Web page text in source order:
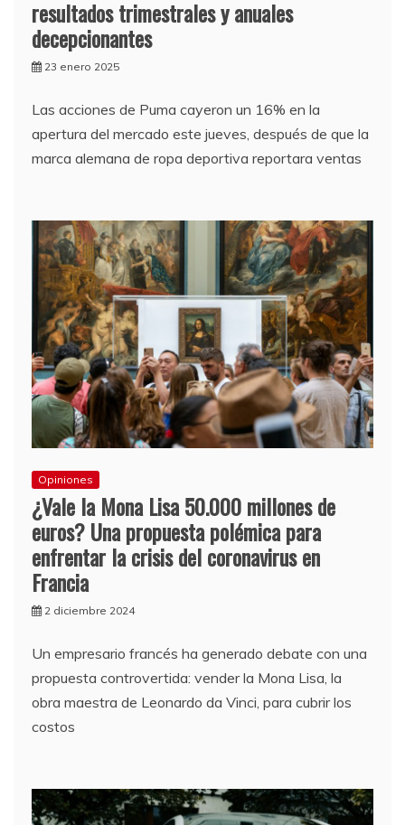
resultados trimestrales y anuales
decepcionantes
23 enero 2025
Las acciones de Puma cayeron un 16% en la
apertura del mercado este jueves, después de que la
marca alemana de ropa deportiva reportara ventas
Opiniones
¿Vale la Mona Lisa 50.000 millones de
euros? Una propuesta polémica para
enfrentar la crisis del coronavirus en
Francia
2 diciembre 2024
Un empresario francés ha generado debate con una
propuesta controvertida: vender la Mona Lisa, la
obra maestra de Leonardo da Vinci, para cubrir los
costos